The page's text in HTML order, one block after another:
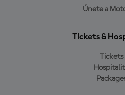
Únete a
Tickets &
Tickets